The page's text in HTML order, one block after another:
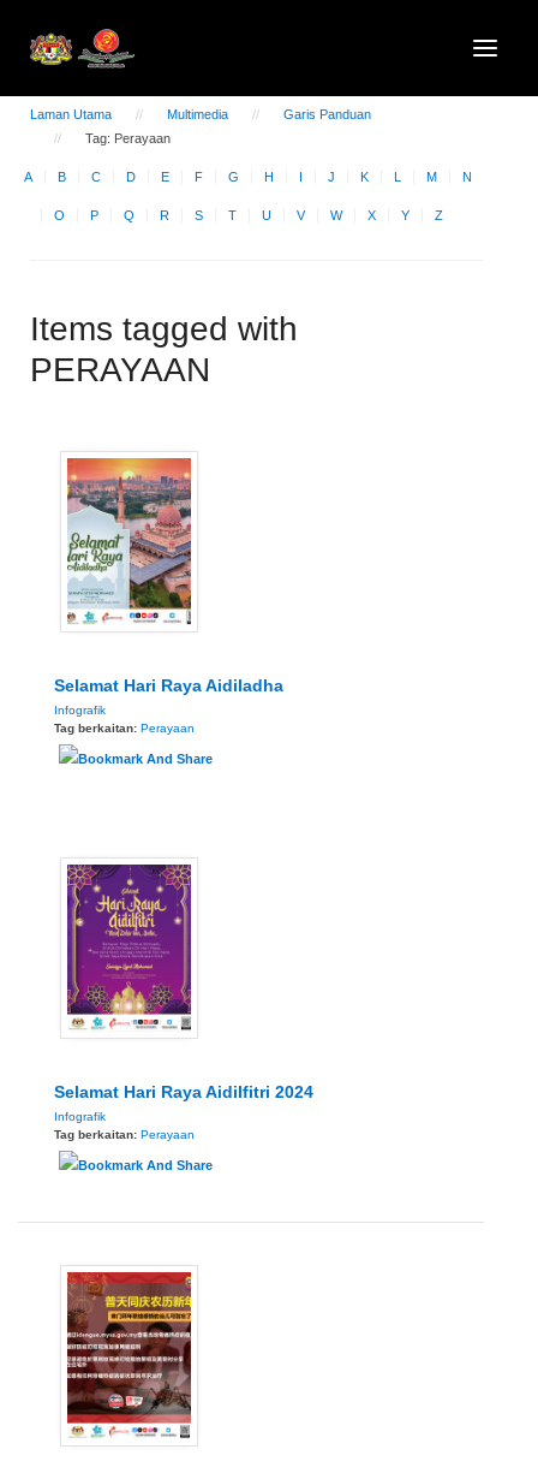
Laman Utama Multimedia
Garis Panduan
Tag: Perayaan
A B C D E F G H I J K L M N
O P Q R S T U V W X Y Z
Items tagged with
PERAYAAN
Selamat Hari Raya Aidiladha
Infografik
Tag berkaitan: Perayaan
Selamat Hari Raya Aidilfitri 2024
Infografik
Tag berkaitan: Perayaan